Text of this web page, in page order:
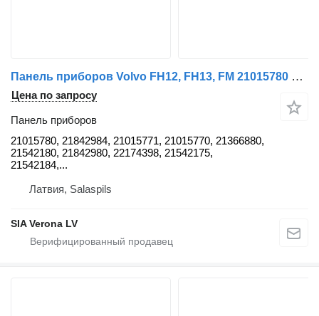
Панель приборов Volvo FH12, FH13, FM 21015780 для грузовика Volvo FH12, FH13, FM
Цена по запросу
Панель приборов
21015780, 21842984, 21015771, 21015770, 21366880,
21542180, 21842980, 22174398, 21542175,
21542184,...
Латвия, Salaspils
SIA Verona LV